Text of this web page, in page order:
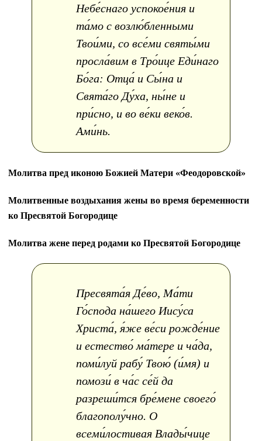
Небе́снаго успокое́ния и
та́мо с возлю́бленными
Твои́ми, со все́ми святы́ми
просла́вим в Тро́ице Еди́наго
Бо́га: Отца́ и Сы́на и
Свята́го Ду́ха, ны́не и
при́сно, и во ве́ки веко́в.
Ами́нь.
Молитва пред иконою Божией Матери «Феодоровской»
Молитвенные воздыхания жены во время беременности
ко Пресвятой Богородице
Молитва жене перед родами ко Пресвятой Богородице
Пресвята́я Де́во, Ма́ти
Го́спода на́шего Иису́са
Христа́, я́же ве́си рожде́ние
и естество́ ма́тере и ча́да,
поми́луй рабу́ Твою́ (и́мя) и
помози́ в ча́с се́й да
разреши́тся бре́мене своего́
благополу́чно. О
всеми́лостивая Влады́чице